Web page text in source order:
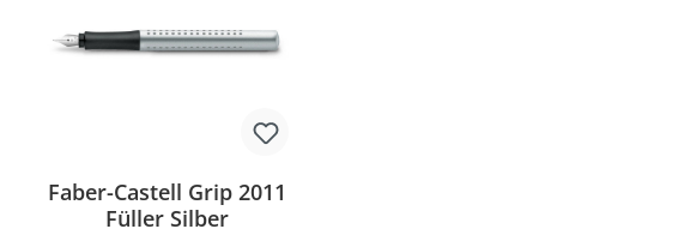
Faber-Castell Grip 2011
Füller Silber